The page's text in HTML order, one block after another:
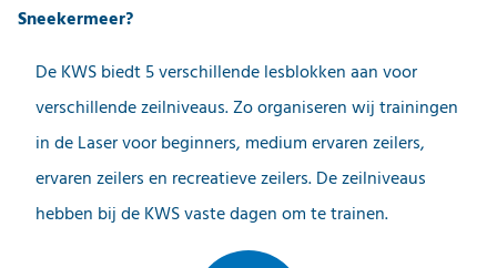
Sneekermeer?
De KWS biedt 5 verschillende lesblokken aan voor
verschillende zeilniveaus. Zo organiseren wij trainingen
in de Laser voor beginners, medium ervaren zeilers,
ervaren zeilers en recreatieve zeilers. De zeilniveaus
hebben bij de KWS vaste dagen om te trainen.